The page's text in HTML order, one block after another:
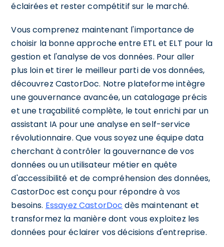
éclairées et rester compétitif sur le marché.
Vous comprenez maintenant l'importance de
choisir la bonne approche entre ETL et ELT pour la
gestion et l'analyse de vos données. Pour aller
plus loin et tirer le meilleur parti de vos données,
découvrez CastorDoc. Notre plateforme intègre
une gouvernance avancée, un catalogage précis
et une traçabilité complète, le tout enrichi par un
assistant IA pour une analyse en self-service
révolutionnaire. Que vous soyez une équipe data
cherchant à contrôler la gouvernance de vos
données ou un utilisateur métier en quête
d'accessibilité et de compréhension des données,
CastorDoc est conçu pour répondre à vos
besoins. Essayez CastorDoc dès maintenant et
transformez la manière dont vous exploitez les
données pour éclairer vos décisions d'entreprise.